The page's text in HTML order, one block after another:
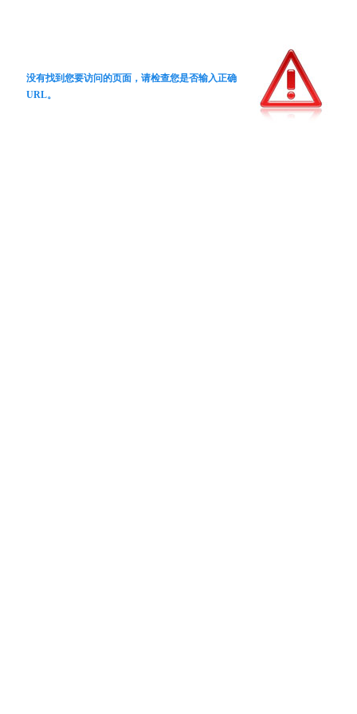
没有找到您要访问的页面，请检查您是否输入正确
URL。